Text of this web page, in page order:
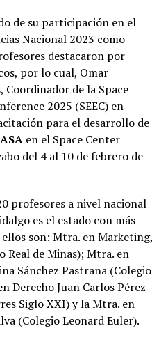
de su participación en el
Nacional 2023 como
destacaron por
por lo cual, Omar
Coordinador de la Space
2025 (SEEC) en
para el desarrollo de
en el Space Center
del 4 al 10 de febrero de
profesores a nivel nacional
es el estado con más
son: Mtra. en Marketing,
Real de Minas); Mtra. en
Sánchez Pastrana (Colegio
Derecho Juan Carlos Pérez
Siglo XXI) y la Mtra. en
(Colegio Leonard Euler).